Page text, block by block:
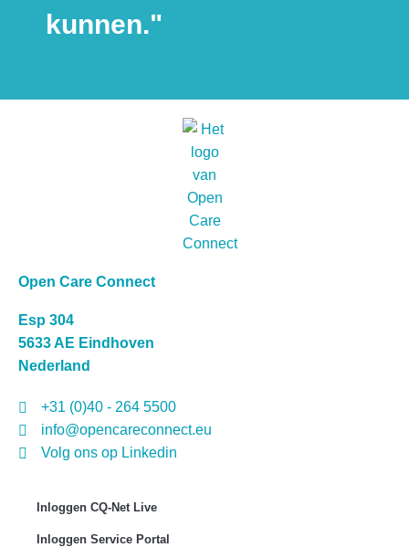
kunnen."
Open Care Connect
Esp 304
5633 AE Eindhoven
Nederland
+31 (0)40 - 264 5500
info@opencareconnect.eu
Volg ons op Linkedin
Inloggen CQ-Net Live
Inloggen Service Portal